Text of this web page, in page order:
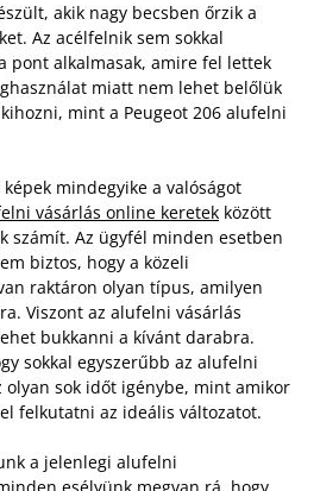
akik nagy becsben őrzik a
Az acélfelnik sem sokkal
pont alkalmasak, amire fel lettek
miatt nem lehet belőlük
mint a Peugeot 206 alufelni
mindegyike a valóságot
vásárlás online keretek között
számít. Az ügyfél minden esetben
biztos, hogy a közeli
raktáron olyan típus, amilyen
Viszont az alufelni vásárlás
bukkanni a kívánt darabra.
sokkal egyszerűbb az alufelni
olyan sok időt igénybe, mint amikor
felkutatni az ideális változatot.
a jelenlegi alufelni